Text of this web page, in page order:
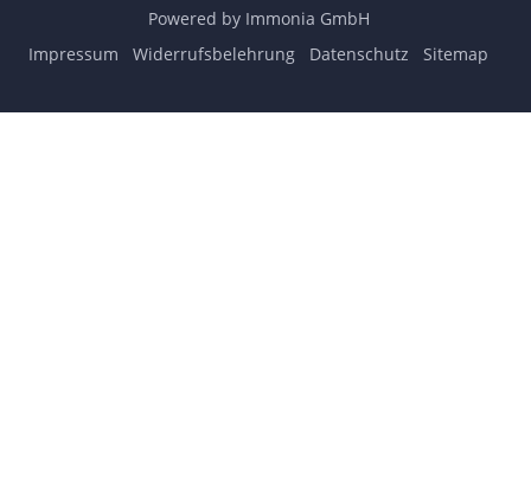
Powered by Immonia GmbH
Impressum
Widerrufsbelehrung Datenschutz Sitemap